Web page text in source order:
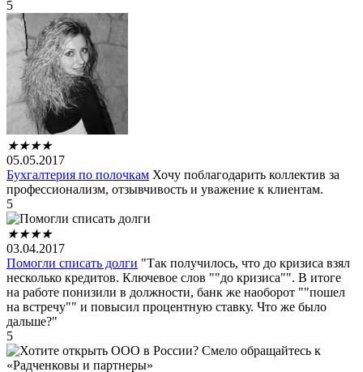
5
★★★★
05.05.2017
Бухгалтерия по полочкам Хочу поблагодарить коллектив за
профессионализм, отзывчивость и уважение к клиентам.
5
★★★★
03.04.2017
Помогли списать долги "Так получилось, что до кризиса взял
несколько кредитов. Ключевое слов ""до кризиса"". В итоге
на работе понизили в должности, банк же наоборот ""пошел
на встречу"" и повысил процентную ставку. Что же было
дальше?"
5